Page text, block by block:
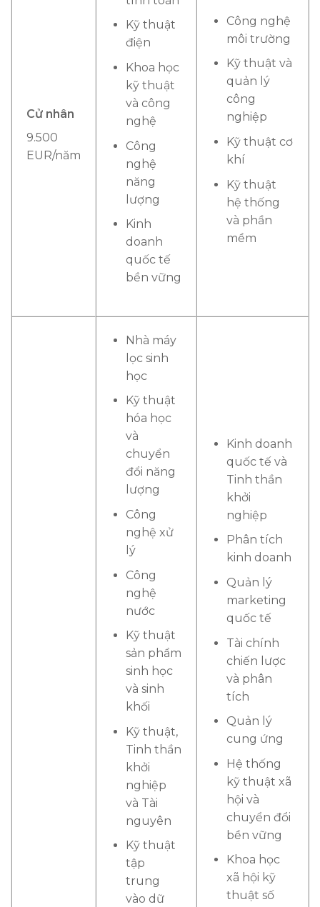
Cử nhân
9.500
EUR/năm
Kỹ thuật
điện
Khoa học
kỹ thuật
và công
nghệ
Công
nghệ
năng
lượng
Kinh
doanh
quốc tế
bền vững
Công nghệ
môi trường
Kỹ thuật và
quản lý
công
nghiệp
Kỹ thuật cơ
khí
Kỹ thuật
hệ thống
và phần
mềm
Nhà máy
lọc sinh
học
Kỹ thuật
hóa học
và
chuyển
đổi năng
lượng
Công
nghệ xử
lý
Công
nghệ
nước
Kỹ thuật
sản phẩm
sinh học
và sinh
khối
Kỹ thuật,
Tinh thần
khởi
nghiệp
và Tài
nguyên
Kỹ thuật
tập
trung
vào dữ
Kinh doanh
quốc tế và
Tinh thần
khởi
nghiệp
Phân tích
kinh doanh
Quản lý
marketing
quốc tế
Tài chính
chiến lược
và phân
tích
Quản lý
cung ứng
Hệ thống
kỹ thuật xã
hội và
chuyển đổi
bền vững
Khoa học
xã hội kỹ
thuật số